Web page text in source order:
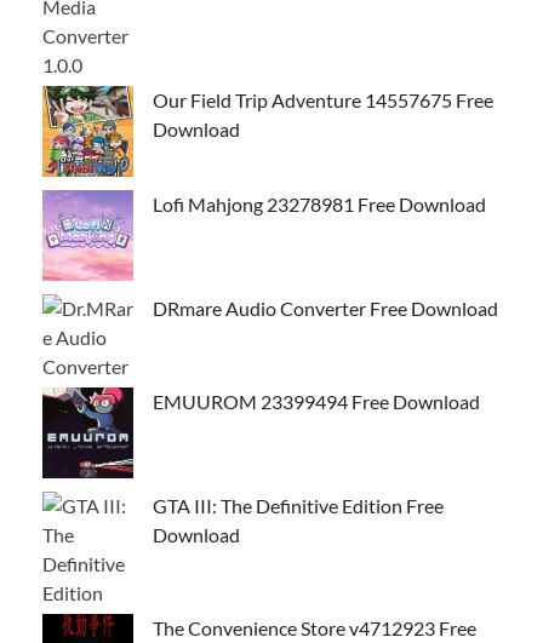
Our Field Trip Adventure 14557675 Free
Download
Lofi Mahjong 23278981 Free Download
DRmare Audio Converter Free Download
EMUUROM 23399494 Free Download
GTA III: The Definitive Edition Free
Download
The Convenience Store v4712923 Free